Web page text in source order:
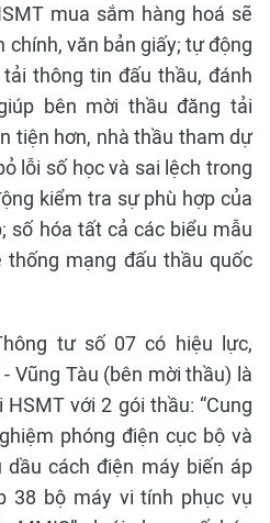
mua sắm hàng hoá sẽ
văn bản giấy; tự động
thông tin đấu thầu, đánh
bên mời thầu đăng tải
tiện hơn, nhà thầu tham dự
lỗi số học và sai lệch trong
kiểm tra sự phù hợp của
số hóa tất cả các biểu mẫu
mạng đấu thầu quốc
tư số 07 có hiệu lực,
Vũng Tàu (bên mời thầu) là
với 2 gói thầu: “Cung
phóng điện cục bộ và
cách điện máy biến áp
38 bộ máy vi tính phục vụ